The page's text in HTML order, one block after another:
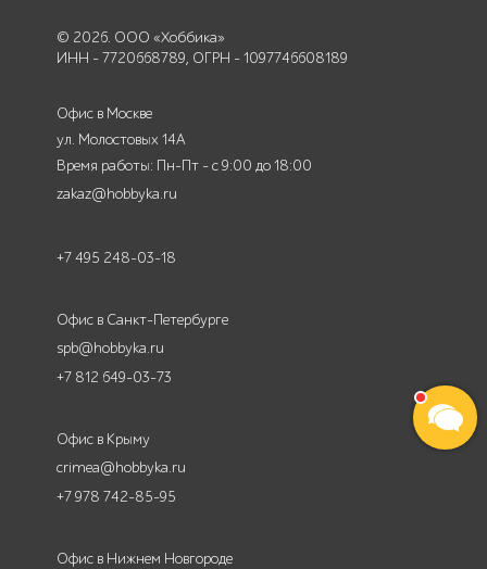
© 2026. ООО «Хоббика»
ИНН - 7720668789, ОГРН - 1097746608189
Офис в Москве
ул. Молостовых 14А
Время работы: Пн-Пт - с 9:00 до 18:00
zakaz@hobbyka.ru
+7 495 248-03-18
Офис в Санкт-Петербурге
spb@hobbyka.ru
+7 812 649-03-73
Офис в Крыму
crimea@hobbyka.ru
+7 978 742-85-95
Офис в Нижнем Новгороде